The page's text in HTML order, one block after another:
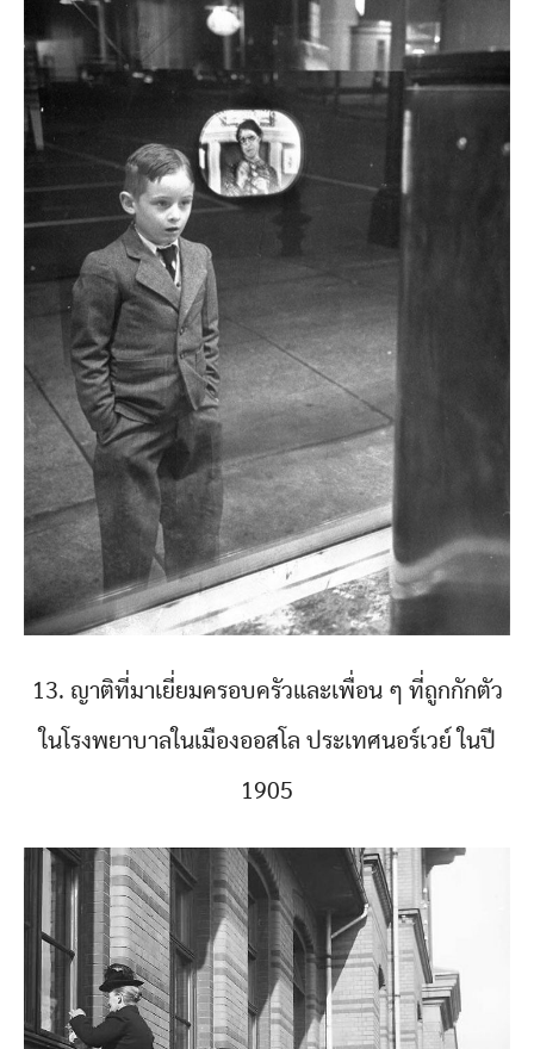
13. ญาติที่มาเยี่ยมครอบครัวและเพื่อน ๆ ที่ถูกกักตัว
ในโรงพยาบาลในเมืองออสโล ประเทศนอร์เวย์ ในปี
1905